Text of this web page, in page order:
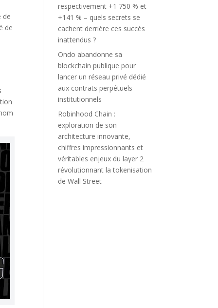
de
de
respectivement +1 750 % et
+141 % – quels secrets se
cachent derrière ces succès
inattendus ?
Ondo abandonne sa
blockchain publique pour
lancer un réseau privé dédié
aux contrats perpétuels
institutionnels
Robinhood Chain :
exploration de son
architecture innovante,
chiffres impressionnants et
véritables enjeux du layer 2
révolutionnant la tokenisation
de Wall Street